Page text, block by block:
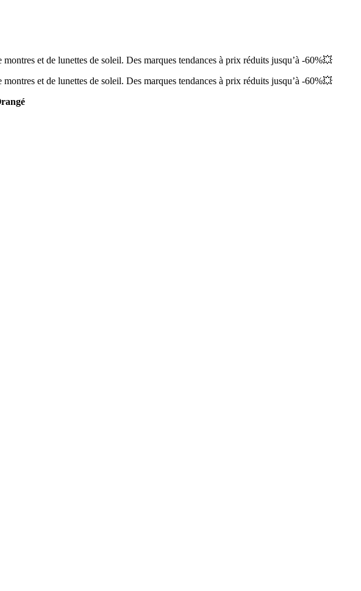
et de lunettes de soleil. Des marques tendances à prix réduits jusqu’à -60%💥
et de lunettes de soleil. Des marques tendances à prix réduits jusqu’à -60%💥